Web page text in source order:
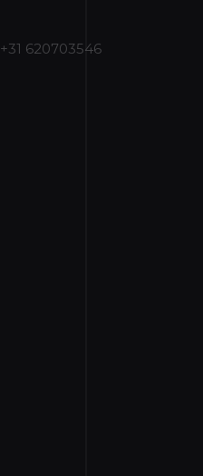
+31 620703546